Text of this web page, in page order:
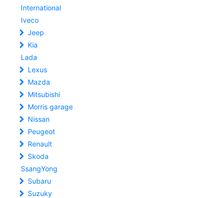
International
Iveco
Jeep
Kia
Lada
Lexus
Mazda
Mitsubishi
Morris garage
Nissan
Peugeot
Renault
Skoda
SsangYong
Subaru
Suzuky